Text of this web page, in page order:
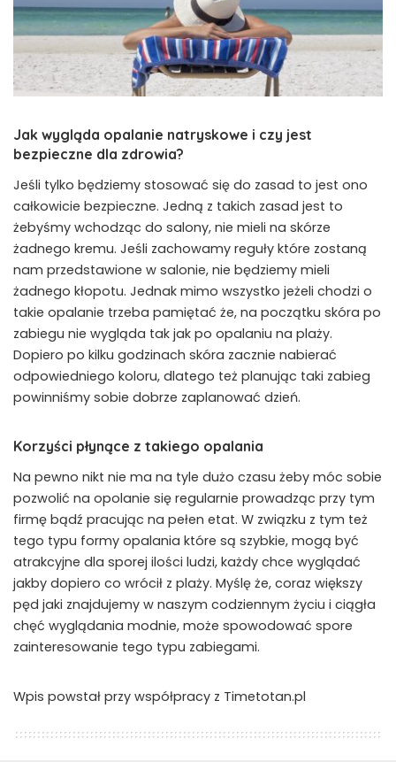
Jak wygląda opalanie natryskowe i czy jest
bezpieczne dla zdrowia?
Jeśli tylko będziemy stosować się do zasad to jest ono
całkowicie bezpieczne. Jedną z takich zasad jest to
żebyśmy wchodząc do salony, nie mieli na skórze
żadnego kremu. Jeśli zachowamy reguły które zostaną
nam przedstawione w salonie, nie będziemy mieli
żadnego kłopotu. Jednak mimo wszystko jeżeli chodzi o
takie opalanie trzeba pamiętać że, na początku skóra po
zabiegu nie wygląda tak jak po opalaniu na plaży.
Dopiero po kilku godzinach skóra zacznie nabierać
odpowiedniego koloru, dlatego też planując taki zabieg
powinniśmy sobie dobrze zaplanować dzień.
Korzyści płynące z takiego opalania
Na pewno nikt nie ma na tyle dużo czasu żeby móc sobie
pozwolić na opolanie się regularnie prowadząc przy tym
firmę bądź pracując na pełen etat. W związku z tym też
tego typu formy opalania które są szybkie, mogą być
atrakcyjne dla sporej ilości ludzi, każdy chce wyglądać
jakby dopiero co wrócił z plaży. Myślę że, coraz większy
pęd jaki znajdujemy w naszym codziennym życiu i ciągła
chęć wyglądania modnie, może spowodować spore
zainteresowanie tego typu zabiegami.
Wpis powstał przy współpracy z Timetotan.pl